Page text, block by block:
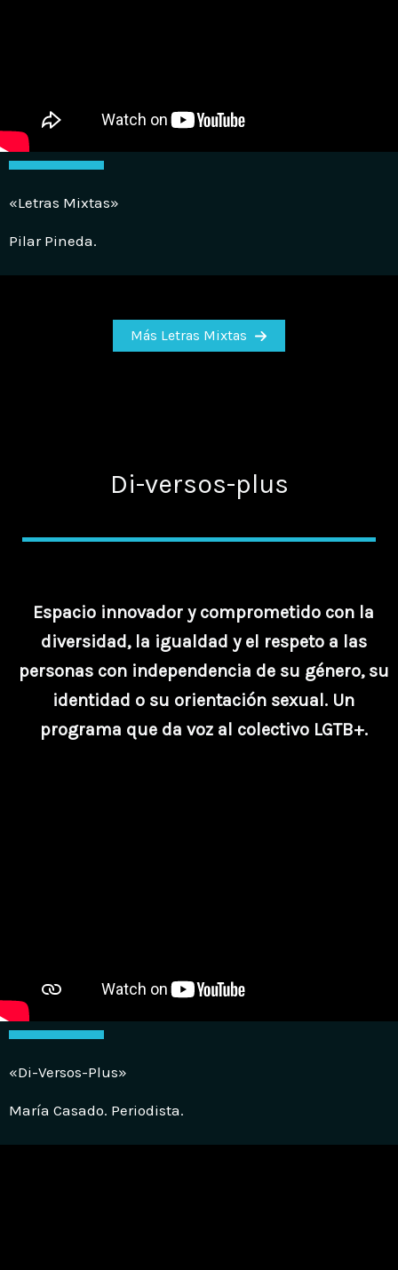
«Letras Mixtas»
Pilar Pineda.
Más Letras Mixtas
Di-versos-plus
Espacio innovador y comprometido con la
diversidad, la igualdad y el respeto a las
personas con independencia de su género, su
identidad o su orientación sexual. Un
programa que da voz al colectivo LGTB+.
«Di-Versos-Plus»
María Casado. Periodista.